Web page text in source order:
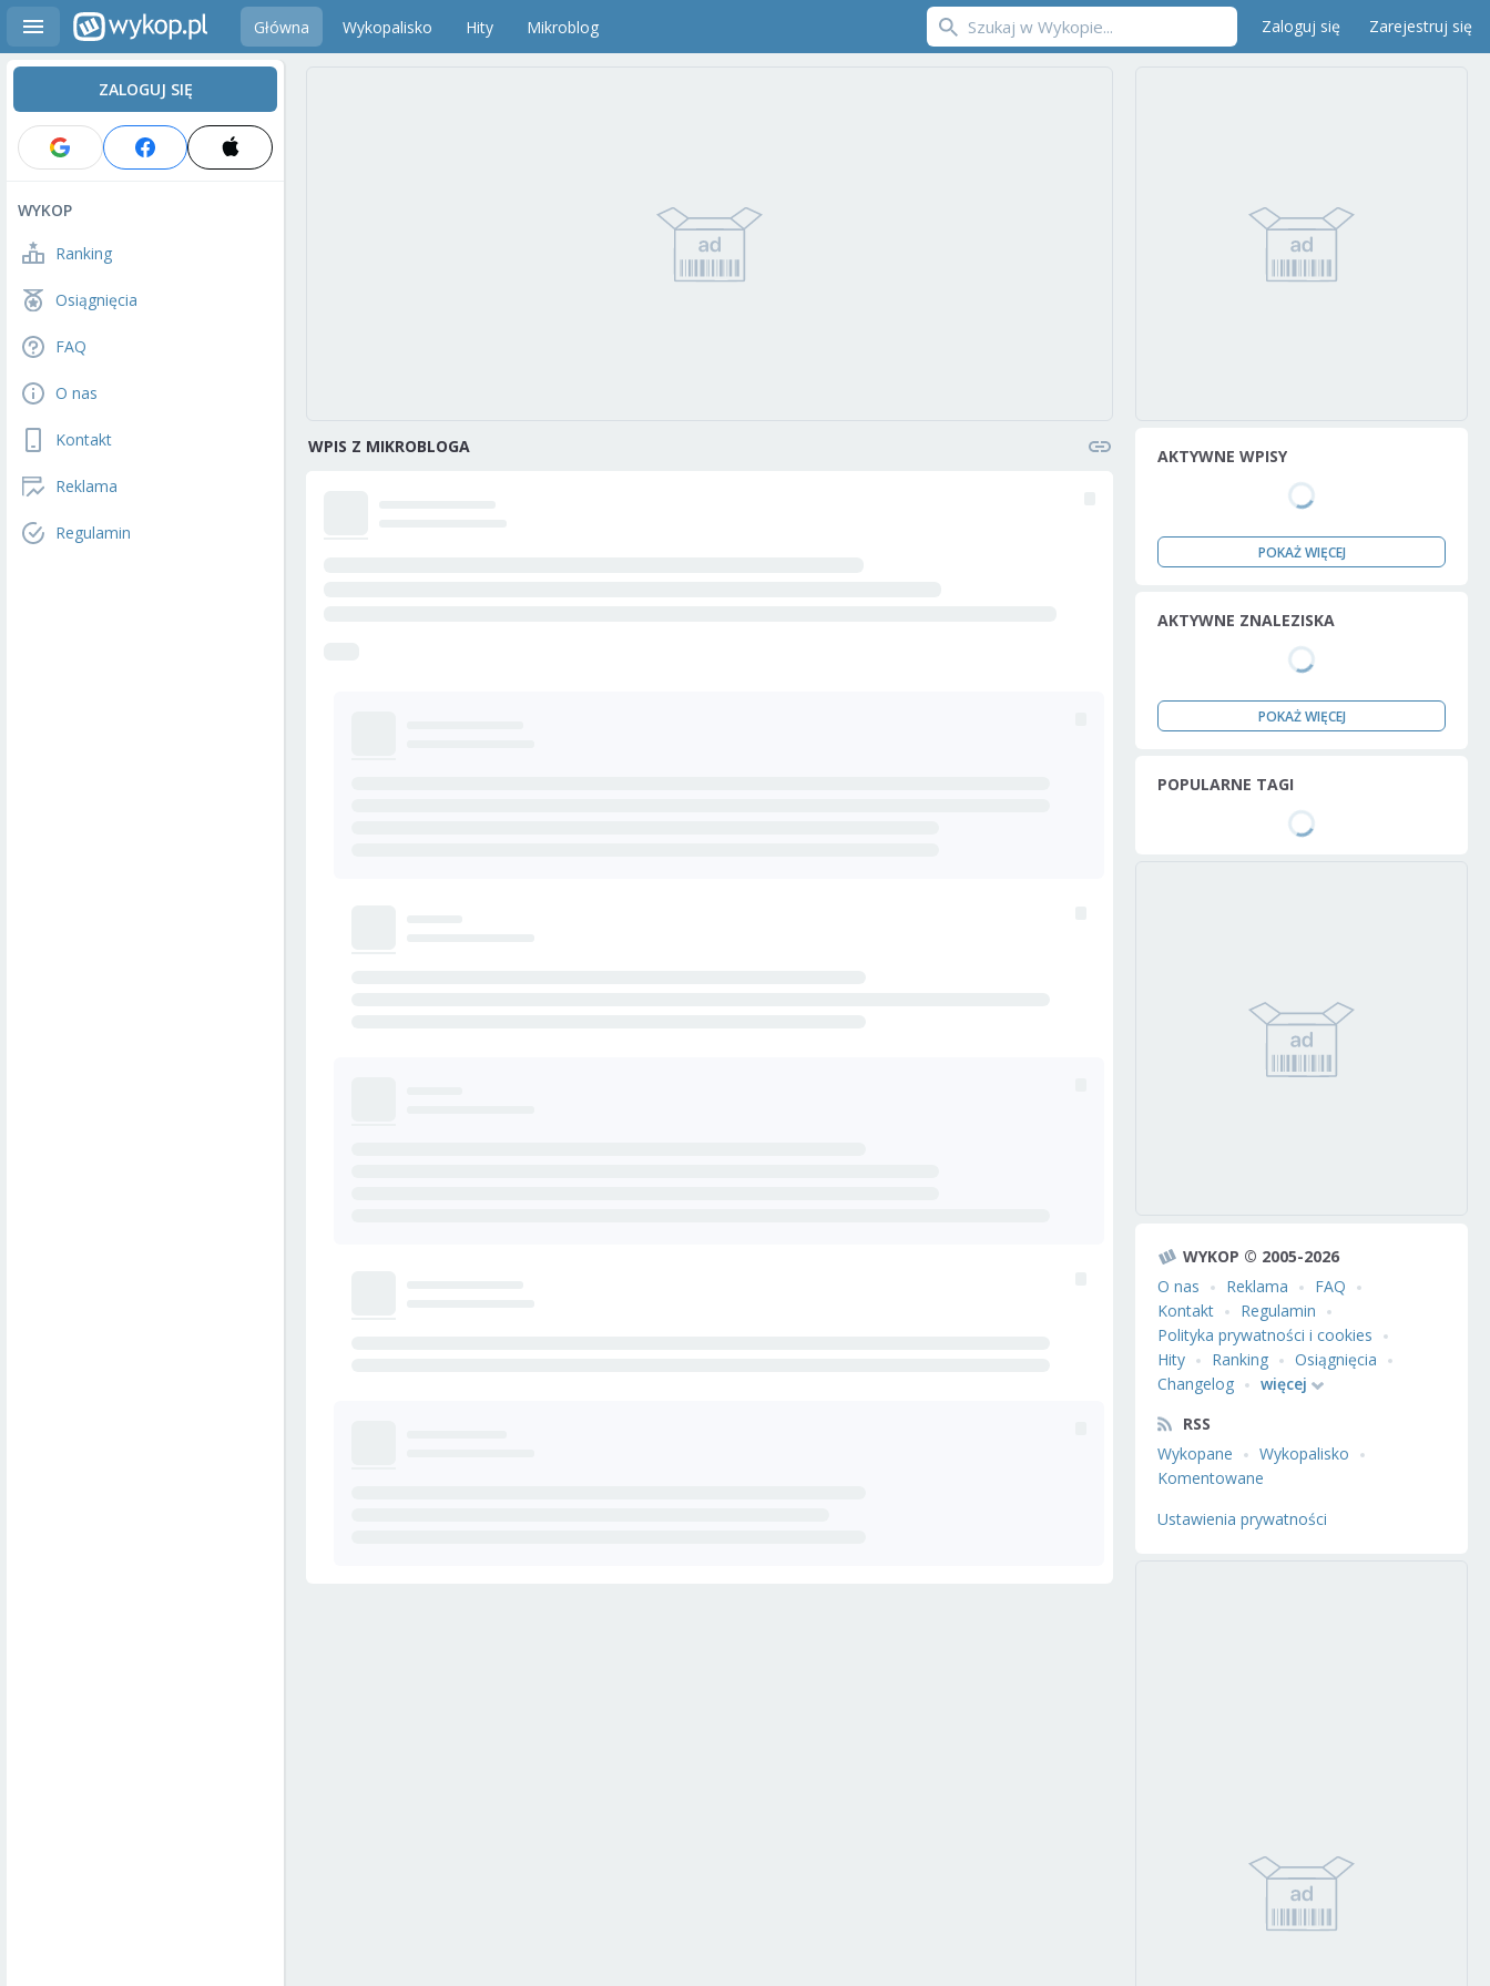
Główna Wykopalisko Hity Mikroblog Zaloguj się Zarejestruj się
ZALOGUJ SIĘ
WYKOP
Ranking
Osiągnięcia
FAQ
O nas
Kontakt
Reklama
Regulamin
WPIS Z MIKROBLOGA AKTYWNE WPISY
POKAŻ WIĘCEJ
AKTYWNE ZNALEZISKA
POKAŻ WIĘCEJ
POPULARNE TAGI
WYKOP © 2005-2026
O nas
Reklama
FAQ
Kontakt
Regulamin
Polityka prywatności i cookies
Hity
Ranking
Osiągnięcia
Changelog
więcej
RSS
Wykopane
Wykopalisko
Komentowane
Ustawienia prywatności